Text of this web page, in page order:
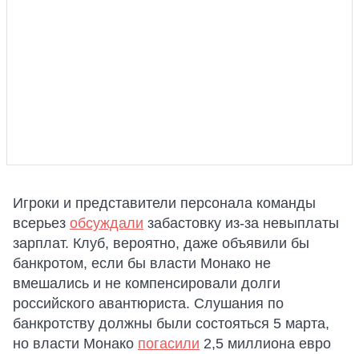
Игроки и представители персонала команды
всерьез обсуждали забастовку из-за невыплаты
зарплат. Клуб, вероятно, даже объявили бы
банкротом, если бы власти Монако не
вмешались и не компенсировали долги
российского авантюриста. Слушания по
банкротству должны были состояться 5 марта,
но власти Монако погасили 2,5 миллиона евро